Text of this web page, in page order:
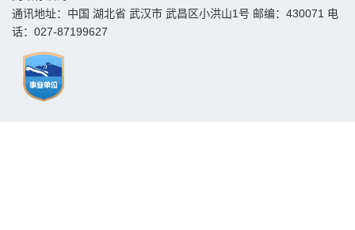
通讯地址：中国 湖北省 武汉市 武昌区小洪山1号 邮编：430071 电
话：027-87199627